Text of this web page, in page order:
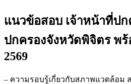
หน้าที่
ที่ทำการ
ปกครอง
พิจิตร
แนวข้อสอบ เจ้าหน้าที่ป
ปกครองจังหวัดพิจิตรพร้
2569
– ความรอบรู้เกี่ยวกับสภาพแวดล้อม